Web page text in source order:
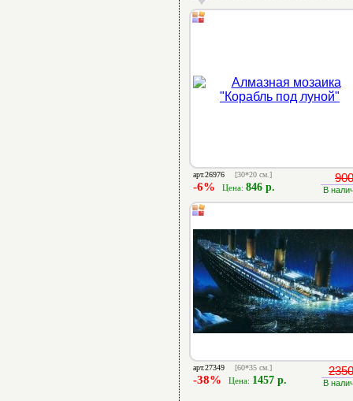
арт.26976 [30*20 см.]
-6% Цена: 846 р. В
арт.27349 [60*35 см.]
-38% Цена: 1457 р. В